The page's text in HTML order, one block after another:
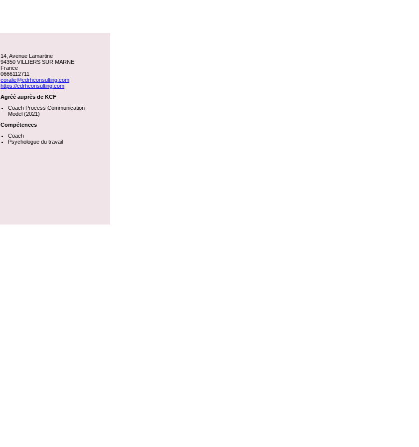
14, Avenue Lamartine
94350 VILLIERS SUR MARNE
France
0666112711
coralie@cdrhconsulting.com
https://cdrhconsulting.com
Agréé auprès de KCF
Coach Process Communication
Model (2021)
Compétences
Coach
Psychologue du travail